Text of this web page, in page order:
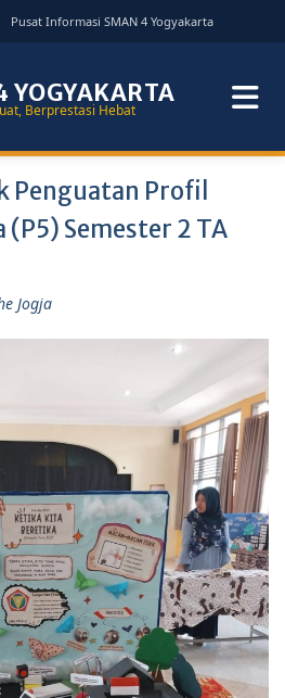
Pusat Informasi SMAN 4 Yogyakarta
YOGYAKARTA
Berprestasi Hebat
Penguatan Profil
(P5) Semester 2 TA
Jogja